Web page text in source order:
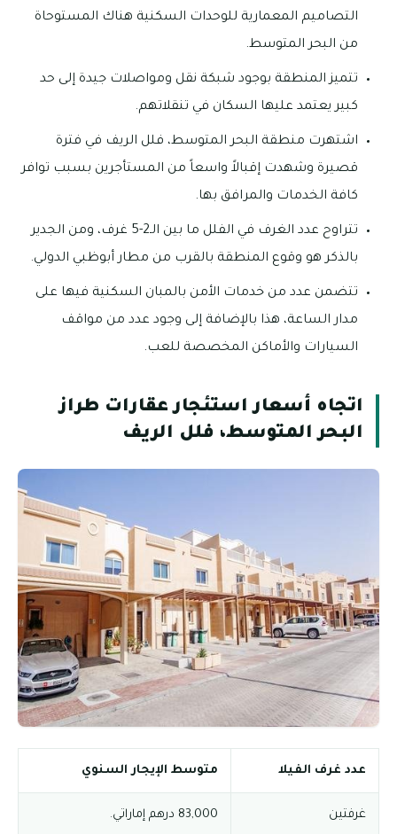
التصاميم المعمارية للوحدات السكنية هناك المستوحاة
من البحر المتوسط.
تتميز المنطقة بوجود شبكة نقل ومواصلات جيدة إلى حد
كبير يعتمد عليها السكان في تنقلاتهم.
اشتهرت منطقة البحر المتوسط، فلل الريف في فترة
قصيرة وشهدت إقبالاً واسعاً من المستأجرين بسبب توافر
كافة الخدمات والمرافق بها.
تتراوح عدد الغرف في الفلل ما بين الـ2-5 غرف، ومن الجدير
بالذكر هو وقوع المنطقة بالقرب من مطار أبوظبي الدولي.
تتضمن عدد من خدمات الأمن بالمبان السكنية فيها على
مدار الساعة، هذا بالإضافة إلى وجود عدد من مواقف
السيارات والأماكن المخصصة للعب.
اتجاه أسعار استئجار عقارات طراز
البحر المتوسط، فلل الريف
عدد غرف الفيلا متوسط الإيجار السنوي
غرفتين 83,000 درهم إماراتي.